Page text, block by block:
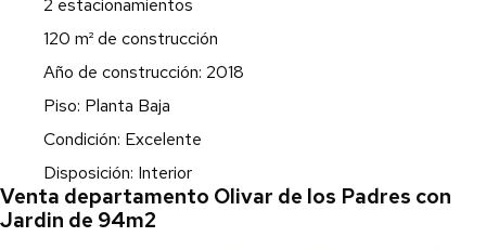
2 estacionamientos
120 m² de construcción
Año de construcción: 2018
Piso: Planta Baja
Condición: Excelente
Disposición: Interior
Venta departamento Olivar de los Padres con
Jardin de 94m2